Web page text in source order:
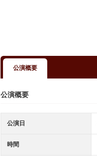
公演概要
公演概要
公演日
時間